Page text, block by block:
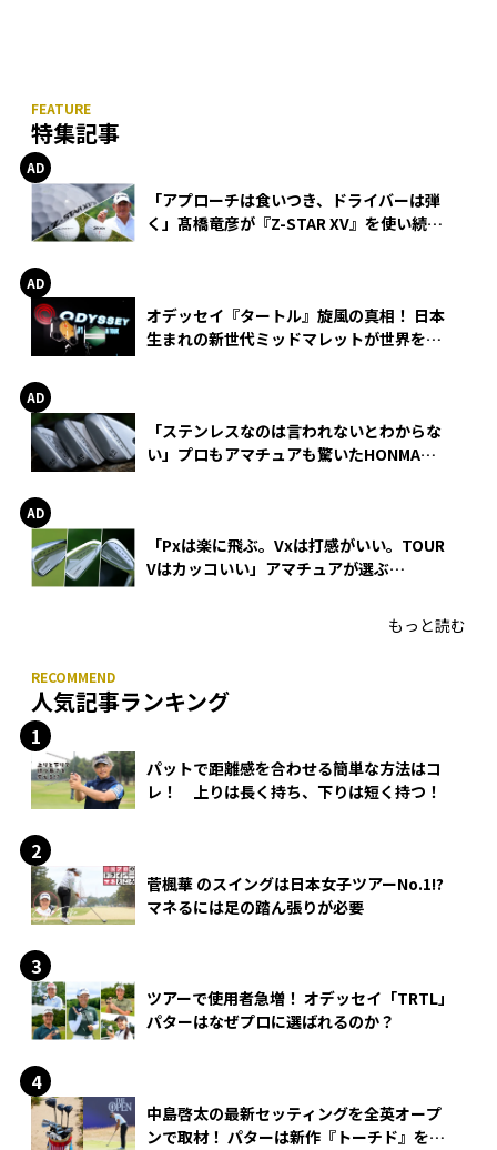
特集記事
「アプローチは食いつき、ドライバーは弾
く」髙橋竜彦が『Z-STAR XV』を使い続け
オデッセイ『タートル』旋風の真相！ 日本
生まれの新世代ミッドマレットが世界を席
「ステンレスなのは言われないとわからな
い」プロもアマチュアも驚いたHONMA
「Pxは楽に飛ぶ。Vxは打感がいい。TOUR
Vはカッコいい」アマチュアが選ぶ
もっと読む
人気記事ランキング
パットで距離感を合わせる簡単な方法はコ
レ！ 上りは長く持ち、下りは短く持つ！
菅楓華 のスイングは日本女子ツアーNo.1!?
マネるには足の踏ん張りが必要
ツアーで使用者急増！ オデッセイ「TRTL」
パターはなぜプロに選ばれるのか？
中島啓太の最新セッティングを全英オープ
ンで取材！ パターは新作『トーチド』を投